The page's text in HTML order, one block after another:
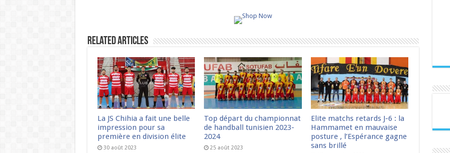
Related Articles
La JS Chihia a fait une belle
impression pour sa
première en division élite
30 août 2023
Top départ du championnat
de handball tunisien 2023-
2024
25 août 2023
Elite matchs retards J-6 : la
Hammamet en mauvaise
posture , l’Espérance gagne
sans brillé